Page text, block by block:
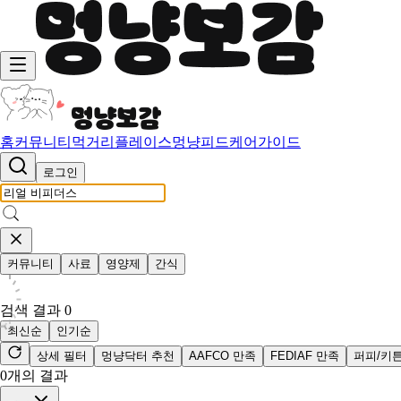
홈커뮤니티 먹거리 플레이스멍냥피드케어가이드
로그인
커뮤니티 사료 영양제 간식
검색 결과 0
최신순
인기순
상세 필터
멍냥닥터 추천 AAFCO 만족 FEDIAF 만족 퍼피/키
0개의 결과